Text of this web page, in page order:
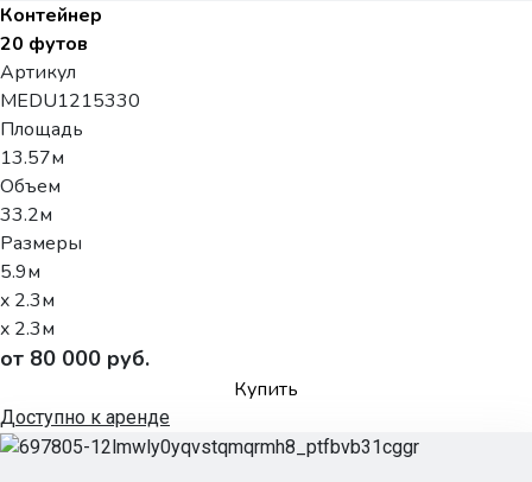
Контейнер
20 футов
Артикул
MEDU1215330
Площадь
13.57м
Объем
33.2м
Размеры
5.9м
x 2.3м
x 2.3м
от 80 000 руб.
Купить
Доступно к аренде